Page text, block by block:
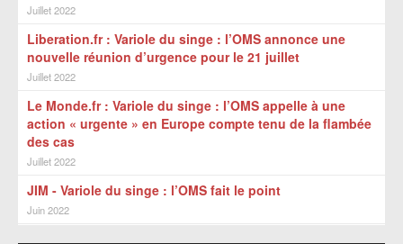
Juillet 2022
Liberation.fr : Variole du singe : l’OMS annonce une
nouvelle réunion d’urgence pour le 21 juillet
Juillet 2022
Le Monde.fr : Variole du singe : l’OMS appelle à une
action « urgente » en Europe compte tenu de la flambée
des cas
Juillet 2022
JIM - Variole du singe : l’OMS fait le point
Juin 2022